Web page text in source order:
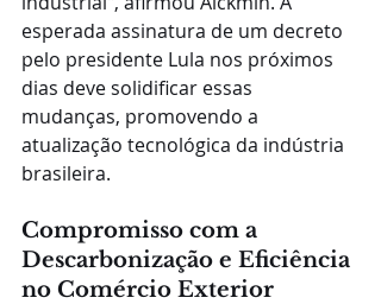
esperada assinatura de um decreto
pelo presidente Lula nos próximos
dias deve solidificar essas
mudanças, promovendo a
atualização tecnológica da indústria
brasileira.
Compromisso com a
Descarbonização e Eficiência
no Comércio Exterior